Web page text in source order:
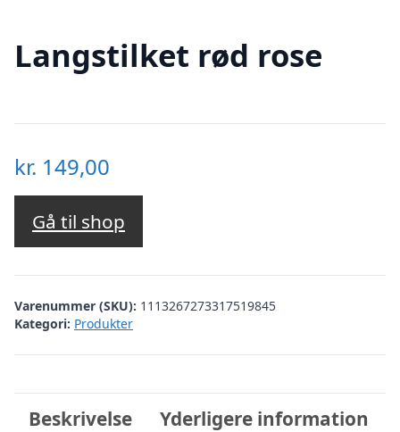
Langstilket rød rose
kr. 149,00
Gå til shop
Varenummer (SKU): 1113267273317519845
Kategori: Produkter
Beskrivelse Yderligere information